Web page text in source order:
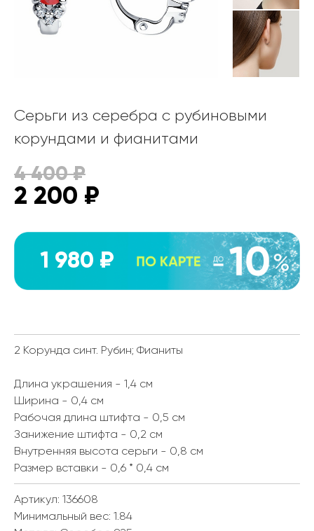
Серьги из серебра с рубиновыми
корундами и фианитами
4 400₽
2 200 ₽
1 980 ₽
2 Корунда синт. Рубин; Фианиты
Длина украшения - 1,4 см
Ширина - 0,4 см
Рабочая длина штифта - 0,5 см
Занижение штифта - 0,2 см
Внутренняя высота серьги - 0,8 см
Размер вставки - 0,6 * 0,4 см
Артикул: 136608
Минимальный вес: 1.84